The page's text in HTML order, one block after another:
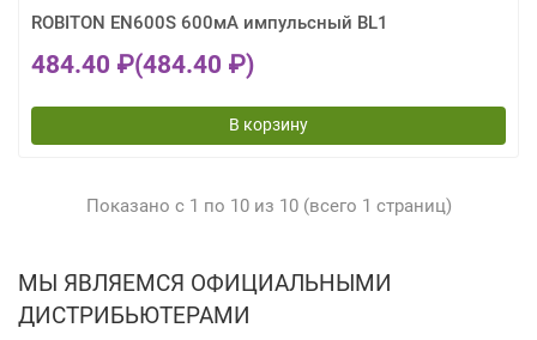
ROBITON EN600S 600мА импульсный BL1
484.40 ₽(484.40 ₽)
В корзину
Показано с 1 по 10 из 10 (всего 1 страниц)
МЫ ЯВЛЯЕМСЯ ОФИЦИАЛЬНЫМИ
ДИСТРИБЬЮТЕРАМИ